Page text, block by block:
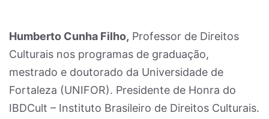
Humberto Cunha Filho, Professor de Direitos
Culturais nos programas de graduação,
mestrado e doutorado da Universidade de
Fortaleza (UNIFOR). Presidente de Honra do
IBDCult – Instituto Brasileiro de Direitos Culturais.